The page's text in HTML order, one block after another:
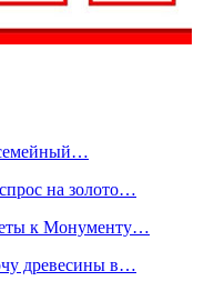
семейный…
на золото…
к Монументу…
древесины в…